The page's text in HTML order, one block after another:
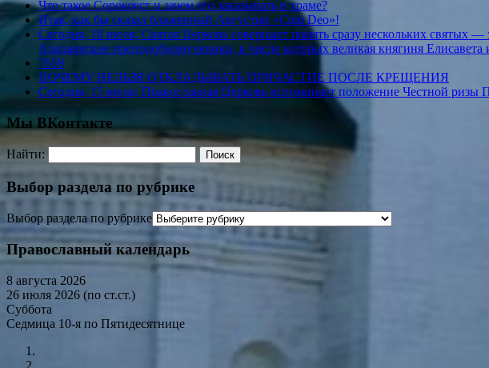
Что такое Сорокоуст и зачем его заказывать в храме?
Итак, как бы сказал блаженный Августин «Cum Deo»!
Сегодня, 18 июля, Святая Церковь совершает память сразу нескольких
Алапаевские преподобномученики, в числе которых великая княгиня Елисавета
7659
ПОЧЕМУ НЕЛЬЗЯ ОТКЛАДЫВАТЬ ПРИЧАСТИЕ ПОСЛЕ КРЕЩЕНИЯ
Сегодня, 15 июля, Православная Церковь вспоминает положение Честной ризы
Мы ВКонтакте
Найти:
Выбор раздела по рубрике
Выбор раздела по рубрике
Православный календарь
8 августа 2026
26 июля 2026 (по ст.ст.)
Суббота
Седмица 10-я по Пятидесятнице